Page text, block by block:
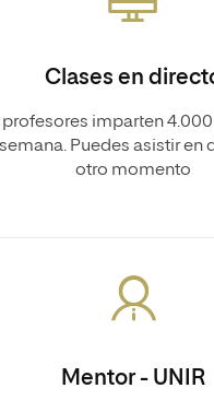
Clases en
profesores imparten
Puedes asistir en
otro momento
Mentor - UNIR